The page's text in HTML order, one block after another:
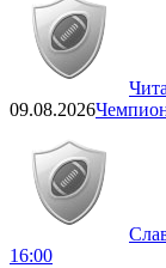
09.08.2026
16:00